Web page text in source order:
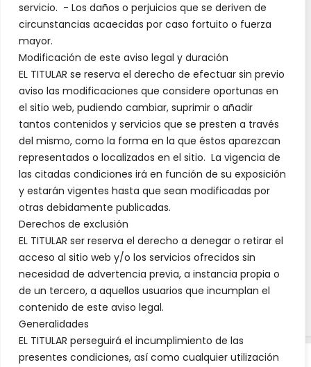
servicio. - Los daños o perjuicios que se deriven de
circunstancias acaecidas por caso fortuito o fuerza
mayor.
Modificación de este aviso legal y duración
EL TITULAR se reserva el derecho de efectuar sin previo
aviso las modificaciones que considere oportunas en
el sitio web, pudiendo cambiar, suprimir o añadir
tantos contenidos y servicios que se presten a través
del mismo, como la forma en la que éstos aparezcan
representados o localizados en el sitio. La vigencia de
las citadas condiciones irá en función de su exposición
y estarán vigentes hasta que sean modificadas por
otras debidamente publicadas.
Derechos de exclusión
EL TITULAR ser reserva el derecho a denegar o retirar el
acceso al sitio web y/o los servicios ofrecidos sin
necesidad de advertencia previa, a instancia propia o
de un tercero, a aquellos usuarios que incumplan el
contenido de este aviso legal.
Generalidades
EL TITULAR perseguirá el incumplimiento de las
presentes condiciones, así como cualquier utilización